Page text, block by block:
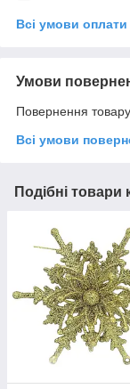
Всі умови оплати
Умови
Повернення
Всі умови
Подібні товари